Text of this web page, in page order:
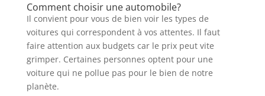
Comment choisir une automobile?
Il convient pour vous de bien voir les types de
voitures qui correspondent à vos attentes. Il faut
faire attention aux budgets car le prix peut vite
grimper. Certaines personnes optent pour une
voiture qui ne pollue pas pour le bien de notre
planète.